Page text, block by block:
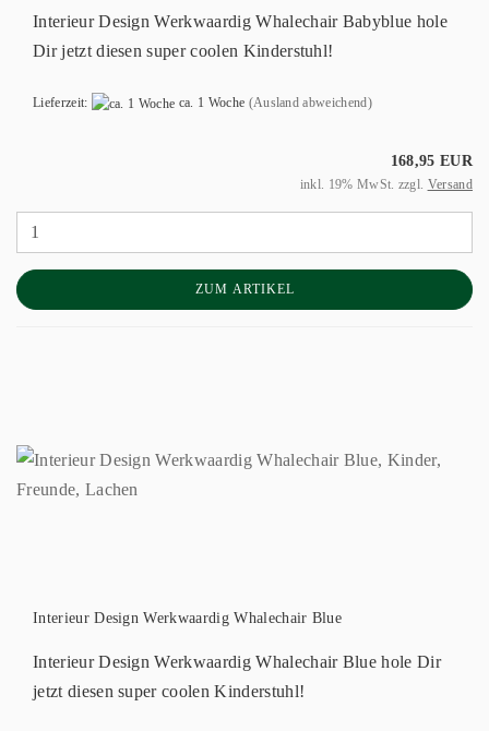
Interieur Design Werkwaardig Whalechair Babyblue hole
Dir jetzt diesen super coolen Kinderstuhl!
Lieferzeit: ca. 1 Woche (Ausland abweichend)
168,95 EUR
inkl. 19% MwSt. zzgl. Versand
ZUM ARTIKEL
Interieur Design Werkwaardig Whalechair Blue
Interieur Design Werkwaardig Whalechair Blue hole Dir
jetzt diesen super coolen Kinderstuhl!